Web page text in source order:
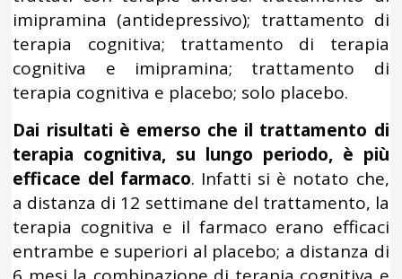
imipramina (antidepressivo); trattamento di
terapia cognitiva; trattamento di terapia
cognitiva e imipramina; trattamento di
terapia cognitiva e placebo; solo placebo.
Dai risultati è emerso che il trattamento di
terapia cognitiva, su lungo periodo, è più
efficace del farmaco. Infatti si è notato che,
a distanza di 12 settimane del trattamento, la
terapia cognitiva e il farmaco erano efficaci
entrambe e superiori al placebo; a distanza di